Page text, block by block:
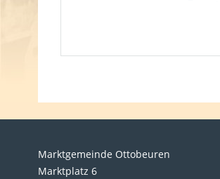
Marktgemeinde Ottobeuren
Marktplatz 6